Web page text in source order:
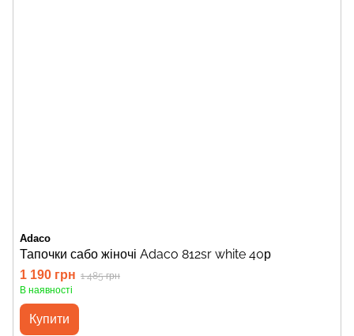
Adaco
Тапочки сабо жіночі Adaco 812sr white 40р
1 190 грн 1 485 грн
В наявності
Купити